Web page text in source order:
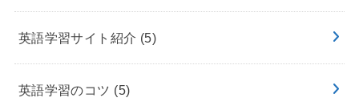
英語学習サイト紹介 (5)
英語学習のコツ (5)